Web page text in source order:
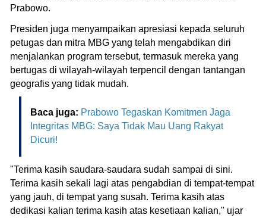
Prabowo.
Presiden juga menyampaikan apresiasi kepada seluruh
petugas dan mitra MBG yang telah mengabdikan diri
menjalankan program tersebut, termasuk mereka yang
bertugas di wilayah-wilayah terpencil dengan tantangan
geografis yang tidak mudah.
Baca juga: Prabowo Tegaskan Komitmen Jaga
Integritas MBG: Saya Tidak Mau Uang Rakyat
Dicuri!
"Terima kasih saudara-saudara sudah sampai di sini.
Terima kasih sekali lagi atas pengabdian di tempat-tempat
yang jauh, di tempat yang susah. Terima kasih atas
dedikasi kalian terima kasih atas kesetiaan kalian," ujar